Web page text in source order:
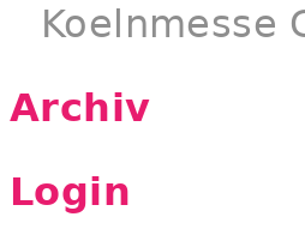
Koelnmesse
Archiv
Login